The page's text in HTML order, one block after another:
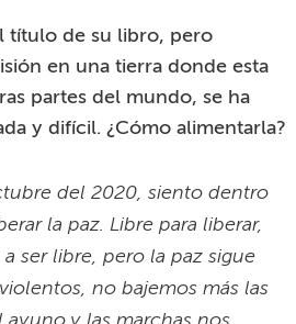
ser libre, pero la paz sigue
y las marchas nos
compromiso que hoy es
el Evangelio de la no
del diálogo, del encuentro y